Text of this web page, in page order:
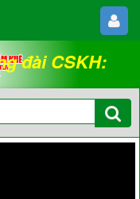
đài CSKH: